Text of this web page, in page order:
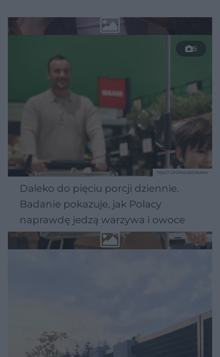
5
Daleko do pięciu porcji dziennie.
Badanie pokazuje, jak Polacy
naprawdę jedzą warzywa i owoce
TEKST SPONSOROWANY